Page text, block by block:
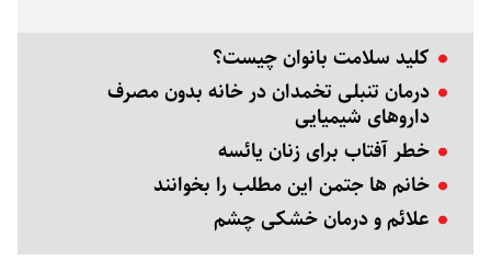
کلید سلامت بانوان چیست؟
درمان تنبلی تخمدان در خانه بدون مصرف
داروهای شیمیایی
خطر آفتاب برای زنان یائسه
خانم ها جتمن این مطلب را بخوانند
علائم و درمان خشکی چشم